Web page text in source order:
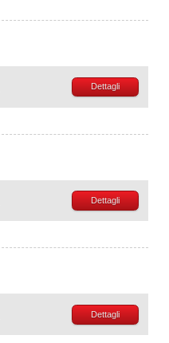
Dettagli
Dettagli
Dettagli